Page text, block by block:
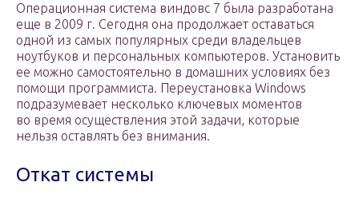
Операционная система виндовс 7 была разработана
еще в 2009 г. Сегодня она продолжает оставаться
одной из самых популярных среди владельцев
ноутбуков и персональных компьютеров. Установить
ее можно самостоятельно в домашних условиях без
помощи программиста. Переустановка Windows
подразумевает несколько ключевых моментов
во время осуществления этой задачи, которые
нельзя оставлять без внимания.
Откат системы